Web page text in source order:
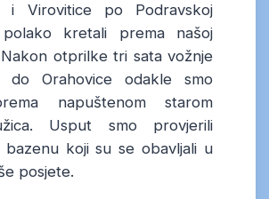
i Virovitice po Podravskoj
polako kretali prema našoj
Nakon otprilke tri sata vožnje
do Orahovice odakle smo
napuštenom starom
Usput smo provjerili
bazenu koji su se obavljali u
posjete.